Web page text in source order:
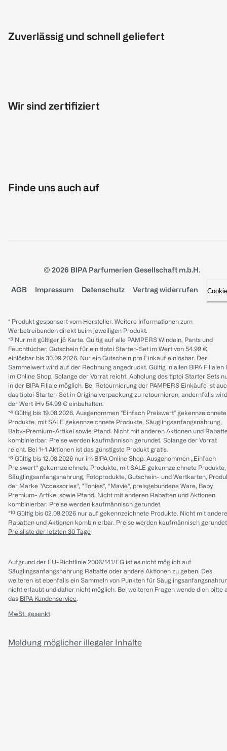
Zuverlässig und schnell geliefert
Wir sind zertifiziert
Finde uns auch auf
© 2026 BIPA Parfumerien Gesellschaft m.b.H.
AGB Impressum Datenschutz Vertrag widerrufen
* Produkt gesponsert vom Hersteller. Weitere Informationen zum
Werbetreibenden direkt beim jeweiligen Produkt.
*³ Nur mit gültiger jö Karte. Gültig auf alle PAMPERS Windeln, Pants und
Feuchttücher. Gutschein für ein tiptoi Starter-Set im Wert von 54.99 €,
einlösbar bis 30.09.2026. Nur ein Gutschein pro Einkauf einlösbar. Der
Sammelwert wird auf der Rechnung angedruckt. Gültig in allen BIPA Filialen
im Online Shop. Solange der Vorrat reicht. Abholung des tiptoi Starter Sets
in der BIPA Filiale möglich. Bei Retournierung der PAMPERS Einkäufe ist
das tiptoi Starter-Set in Originalverpackung zu retournieren, andernfalls wird
der Wert iHv 54.99 € einbehalten.
*⁴ Gültig bis 19.08.2026. Ausgenommen "Einfach Preiswert" gekennzeichnete
Produkte, mit SALE gekennzeichnete Produkte, Säuglingsanfangsnahrung,
Baby-Premium-Artikel sowie Pfand. Nicht mit anderen Aktionen und
kombinierbar. Preise werden kaufmännisch gerundet. Solange der Vorrat
reicht. Bei 1+1 Aktionen ist das günstigste Produkt gratis.
*⁸ Gültig bis 12.08.2026 nur im BIPA Online Shop. Ausgenommen „Einfach
Preiswert“ gekennzeichnete Produkte, mit SALE gekennzeichnete Produkte,
Säuglingsanfangsnahrung, Fotoprodukte, Gutschein- und Wertkarten,
der Marke “Accessories“, “Tonies“, “Mavie“, preisgebundene Ware, Baby
Premium- Artikel sowie Pfand. Nicht mit anderen Rabatten und Aktionen
kombinierbar. Preise werden kaufmännisch gerundet.
*¹⁰ Gültig bis 02.09.2026 nur auf gekennzeichnete Produkte. Nicht mit
Rabatten und Aktionen kombinierbar. Preise werden kaufmännisch
Preisliste der letzten 30 Tage
Aufgrund der EU-Richtlinie 2006/141/EG ist es nicht möglich auf
Säuglingsanfangsnahrung Rabatte oder andere Aktionen zu geben. Des
weiteren ist ebenfalls ein Sammeln von Punkten für
nicht erlaubt und daher nicht möglich. Bei weiteren Fragen wende dich bitte
das BIPA Kundenservice.
MwSt. gesenkt
Meldung möglicher illegaler Inhalte